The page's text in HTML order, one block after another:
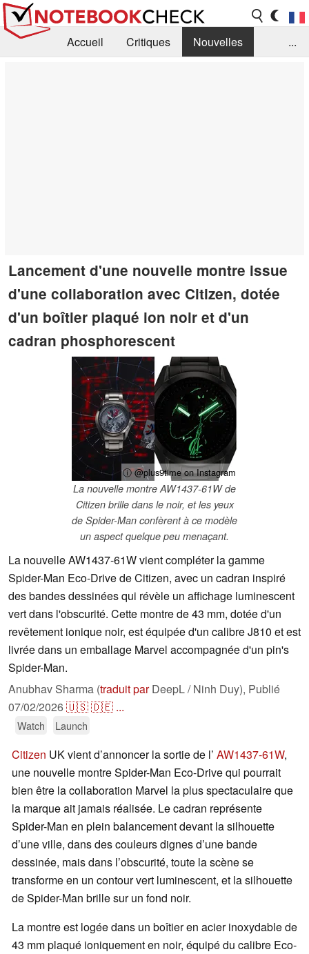
Accueil Critiques
Nouvelles
...
Lancement d'une nouvelle montre issue
d'une collaboration avec Citizen, dotée
d'un boîtier plaqué ion noir et d'un
cadran phosphorescent
ⓘ @plus9time on Instagram
La nouvelle montre AW1437-61W de
Citizen brille dans le noir, et les yeux
de Spider-Man confèrent à ce modèle
un aspect quelque peu menaçant.
La nouvelle AW1437-61W vient compléter la gamme
Spider-Man Eco-Drive de Citizen, avec un cadran inspiré
des bandes dessinées qui révèle un affichage luminescent
vert dans l'obscurité. Cette montre de 43 mm, dotée d'un
revêtement ionique noir, est équipée d'un calibre J810 et est
livrée dans un emballage Marvel accompagnée d'un pin's
Spider-Man.
Anubhav Sharma (traduit parDeepL / Ninh Duy), Publié
07/02/2026🇺🇸🇩🇪 ...
Watch Launch
Citizen UK vient d’annoncer la sortie de l’ AW1437-61W,
une nouvelle montre Spider-Man Eco-Drive qui pourrait
bien être la collaboration Marvel la plus spectaculaire que
la marque ait jamais réalisée. Le cadran représente
Spider-Man en plein balancement devant la silhouette
d’une ville, dans des couleurs dignes d’une bande
dessinée, mais dans l’obscurité, toute la scène se
transforme en un contour vert luminescent, et la silhouette
de Spider-Man brille sur un fond noir.
La montre est logée dans un boîtier en acier inoxydable de
43 mm plaqué ioniquement en noir, équipé du calibre Eco-